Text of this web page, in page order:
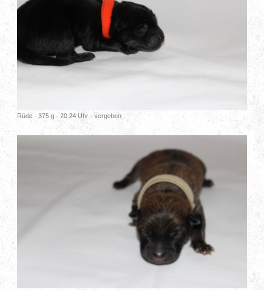
Rüde - 375 g - 20.24 Uhr - vergeben